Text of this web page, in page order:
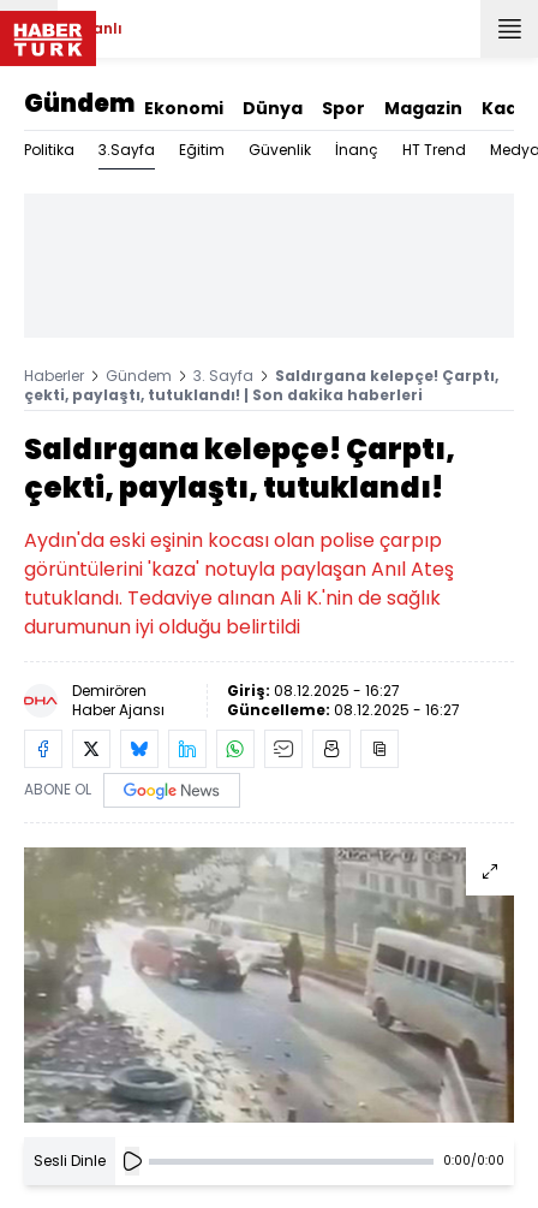
Canlı
Gündem Ekonomi Dünya Spor Magazin Kadın
Politika 3.Sayfa Eğitim Güvenlik İnanç HT Trend
Haberler Gündem 3. Sayfa
Saldırgana kelepçe! Çarptı,
çekti, paylaştı, tutuklandı! | Son dakika haberleri
Saldırgana kelepçe! Çarptı,
çekti, paylaştı, tutuklandı!
Aydın'da eski eşinin kocası olan polise çarpıp
görüntülerini 'kaza' notuyla paylaşan Anıl Ateş
tutuklandı. Tedaviye alınan Ali K.'nin de sağlık
durumunun iyi olduğu belirtildi
Demirören
Haber Ajansı
Giriş: 08.12.2025 - 16:27
Güncelleme: 08.12.2025 - 16:27
ABONE OL
Sesli Dinle 0:00/0:00